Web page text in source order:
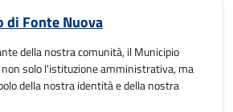
di Fonte Nuova
della nostra comunità, il Municipio
solo l'istituzione amministrativa, ma
della nostra identità e della nostra